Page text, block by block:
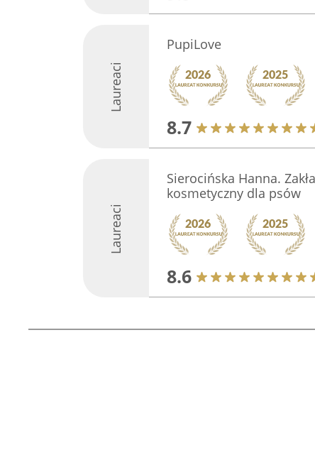
Laureaci
PupiLove
8.7
Laureaci
Sierocińska Hanna.
kosmetyczny dla psów
8.6